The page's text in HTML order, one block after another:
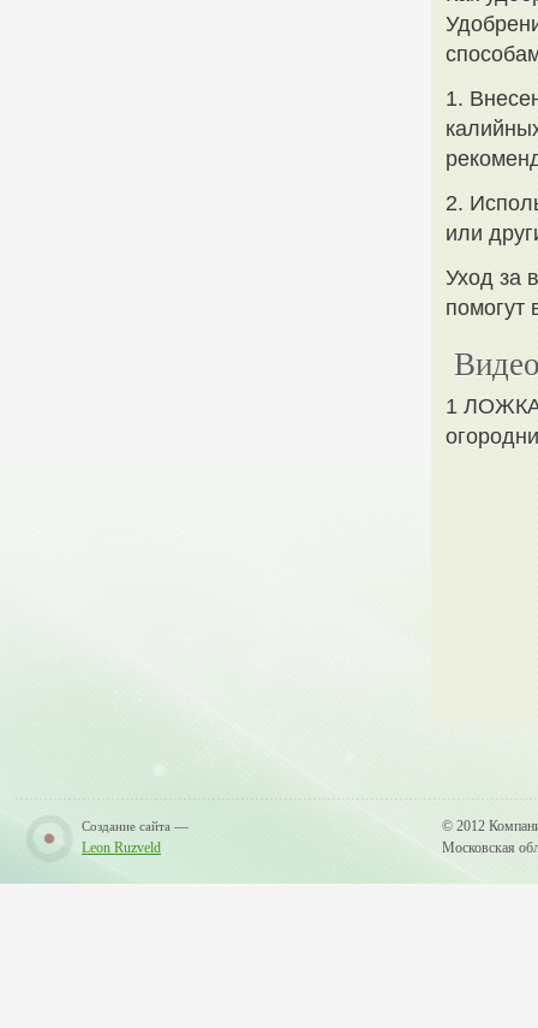
1.
2.
или
Уход за
помогут
1
Создание сайта —
Leon Ruzveld
© 2012
Московская